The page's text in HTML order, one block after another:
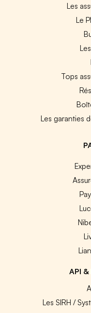
Les
Le
Tops
Les garanties
API &
Les SIRH /